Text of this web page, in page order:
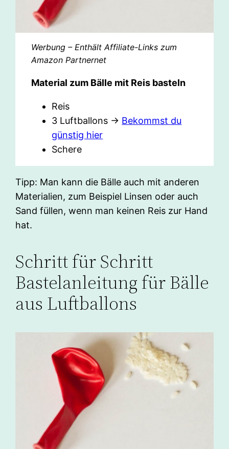
Werbung – Enthält Affiliate-Links zum
Amazon Partnernet
Material zum Bälle mit Reis basteln
Reis
3 Luftballons -> Bekommst du
günstig hier
Schere
Tipp: Man kann die Bälle auch mit anderen
Materialien, zum Beispiel Linsen oder auch
Sand füllen, wenn man keinen Reis zur Hand
hat.
Schritt für Schritt
Bastelanleitung für Bälle
aus Luftballons